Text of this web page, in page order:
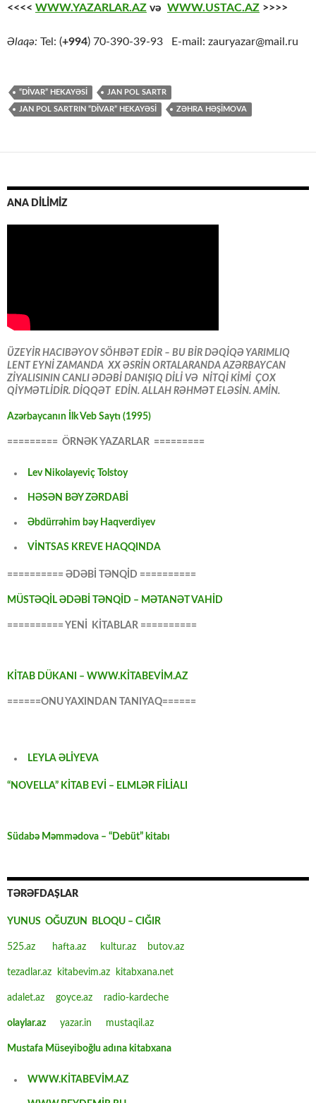
<<<< WWW.YAZARLAR.AZ və WWW.USTAC.AZ >>>>
Əlaqə: Tel: (+994) 70-390-39-93 E-mail: zauryazar@mail.ru
“DIVAR” HEKAYƏSI JAN POL SARTR
JAN POL SARTRIN “DIVAR” HEKAYƏSI ZƏHRA HƏŞIMOVA
ANA DİLİMİZ
ÜZEYİR HACIBƏYOV SÖHBƏT EDİR – BU BİR DƏQİQƏ YARIMLIQ
LENT EYNİ ZAMANDA XX ƏSRİN ORTALARANDA AZƏRBAYCAN
ZİYALISININ CANLI ƏDƏBİ DANIŞIQ DİLİ VƏ NİTQİ KİMİ ÇOX
QİYMƏTLİDİR. DİQQƏT EDİN. ALLAH RƏHMƏT ELƏSİN. AMİN.
Azərbaycanın İlk Veb Saytı (1995)
========= ÖRNƏK YAZARLAR =========
Lev Nikolayeviç Tolstoy
HƏSƏN BƏY ZƏRDABİ
Əbdürrəhim bəy Haqverdiyev
VİNTSAS KREVE HAQQINDA
========== ƏDƏBİ TƏNQİD ==========
MÜSTƏQİL ƏDƏBİ TƏNQİD – MƏTANƏT VAHİD
========== YENİ KİTABLAR ==========
KİTAB DÜKANI – WWW.KİTABEVİM.AZ
======ONU YAXINDAN TANIYAQ======
LEYLA ƏLİYEVA
“NOVELLA” KİTAB EVİ – ELMLƏR FİLİALI
Südabə Məmmədova – “Debüt” kitabı
TƏRƏFDAŞLAR
YUNUS OĞUZUN BLOQU – CIĞIR
525.az hafta.az kultur.az butov.az
tezadlar.az kitabevim.az kitabxana.net
adalet.az goyce.az radio-kardeche
olaylar.az yazar.in mustaqil.az
Mustafa Müseyiboğlu adına kitabxana
WWW.KİTABEVİM.AZ